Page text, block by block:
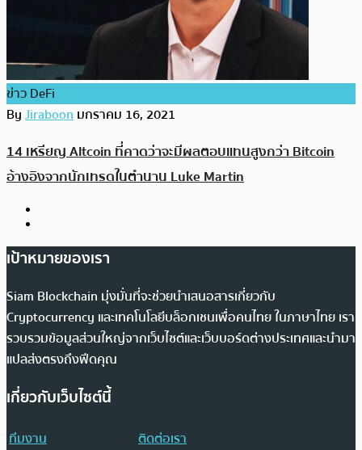
ข่าว DeFi
ByJiraboonมกราคม 16, 2021
14 เหรียญ Altcoin ที่คาดว่าจะมีผลตอบแทนสูงกว่า Bitcoin
อ้างอิงจากนักเทรดในตำนาน Luke Martin
เป้าหมายของเรา
Siam Blockchain มุ่งมั่นที่จะช่วยนำเสนอสารเกี่ยวกับ
Cryptocurrency และเทคโนโลยีบล็อกเชนเพื่อคนไทย ในภาษาไทย เรา
รวบรวมข้อมูลส่วนใหญ่จากเว็บไซต์และเว็บบอร์ดต่างประเทศและนำมา
แปลส่งตรงถึงฟีดคุณ
เกี่ยวกับเว็บไซต์นี้
ทีมงาน
ติดต่อเรา